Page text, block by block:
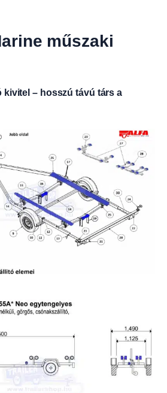
műszaki
kivitel – hosszú távú társ a